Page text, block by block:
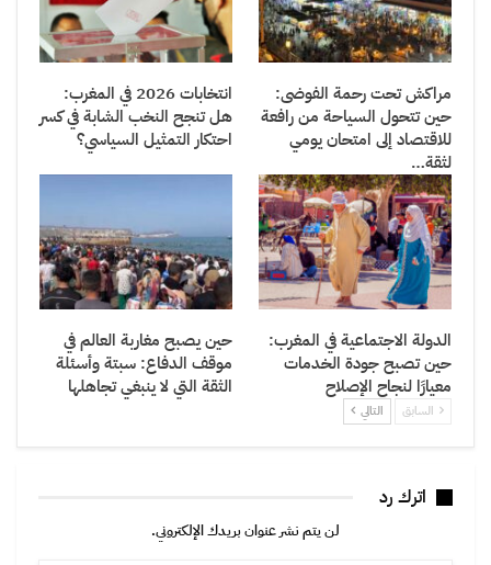
مراكش تحت رحمة الفوضى:
حين تتحول السياحة من رافعة
للاقتصاد إلى امتحان يومي
لثقة…
انتخابات 2026 في المغرب:
هل تنجح النخب الشابة في كسر
احتكار التمثيل السياسي؟
الدولة الاجتماعية في المغرب:
حين تصبح جودة الخدمات
معيارًا لنجاح الإصلاح
حين يصبح مغاربة العالم في
موقف الدفاع: سبتة وأسئلة
الثقة التي لا ينبغي تجاهلها
السابق التالي
اترك رد
لن يتم نشر عنوان بريدك الإلكتروني.